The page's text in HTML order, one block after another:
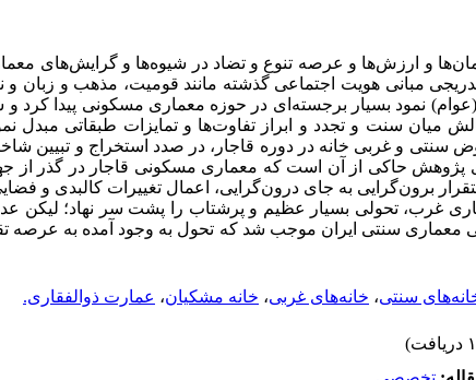
و ارزش‌ها و عرصه تنوع و تضاد در شیوه‌ها و گرایش‌های
مبانی هویت اجتماعی گذشته مانند قومیت، مذهب و زبان
نمود بسیار برجسته‌ای در حوزه معماری مسکونی پیدا کرد و
سنت و تجدد و ابراز تفاوت‌ها و تمایزات طبقاتی مبدل
سنتی و غربی خانه در دوره قاجار، در صدد استخراج و تبیین
پژوهش حاکی از آن است که معماری مسکونی قاجار در گذر از
برون‌گرایی به جای درون‌گرایی، اعمال تغییرات کالبدی و
غرب، تحولی بسیار عظیم و پرشتاب را پشت سر نهاد؛ لیکن
معماری سنتی ایران موجب شد که تحول به وجود آمده به عرصه
سنتی، خانه‌های غربی، خانه مشکیان، عمارت ذوالفقاری.